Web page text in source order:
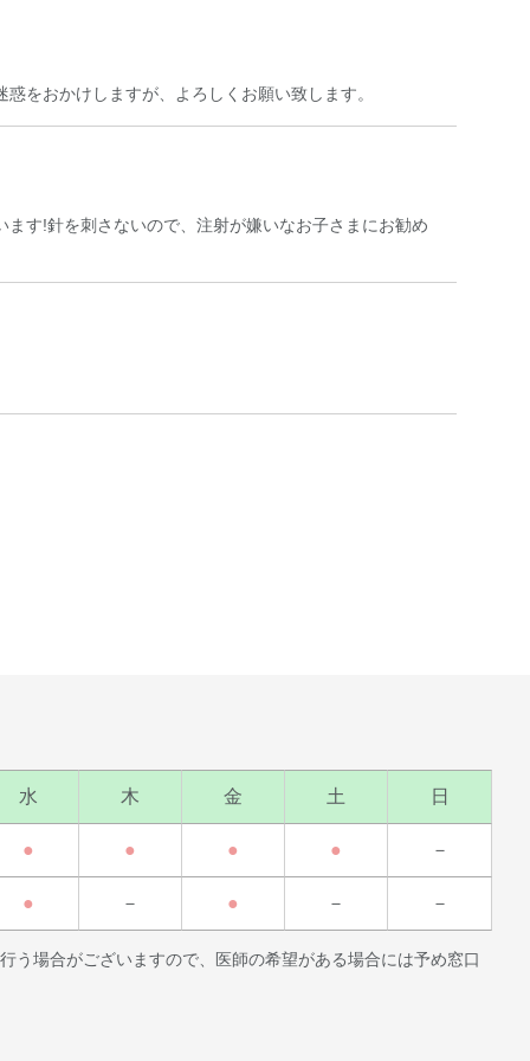
をおかけしますが、よろしくお願い致します。
す!針を刺さないので、注射が嫌いなお子さまにお勧め
水 木 金 土 日
● ● ● ● －
● － ● － －
場合がございますので、医師の希望がある場合には予め窓口